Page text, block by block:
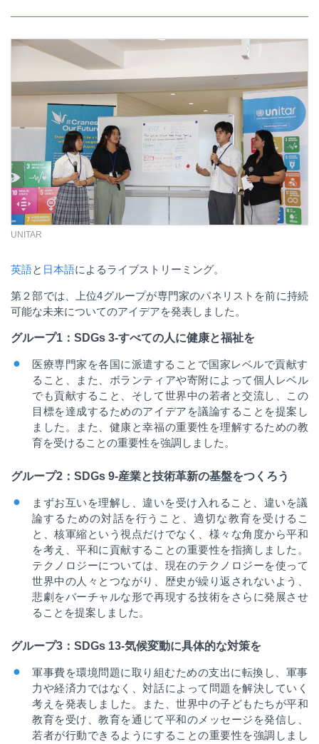
UNITAR
英語と 日本語によるライブストリーミング。
第２部では、上位4グループが専門家のパネリストを前に持続
可能な未来についてのアイデアを発表しました。
グループ1 ： SDGs 3-すべての人に健康と福祉を
医療専門家を各国に派遣することで国家レベルで貢献す
ること、また、ボランティアや寄附によって個人レベル
でも貢献すること、そして世界中の若者と交流し、この
目標を達成するためのアイデアを議論することを提案し
ました。また、健康と幸福の重要性を理解するための教
育を受けることの重要性を強調しました。
グループ2 ： SDGs 9-産業と技術革新の基盤をつくろう
まずお互いを理解し、違いを受け入れること、違いを議
論するための対話を行うこと、適切な教育を受けるこ
と、核軍縮という視点だけでなく、様々な角度から平和
を考え、平和に貢献することの重要性を指摘しました。
テクノロジーについては、現在のテクノロジーを使って
世界中の人々とつながり、歴史が繰り返されないよう、
悲劇をバーチャルな形で再現する技術をさらに発展させ
ることを提案しました。
グループ3 ： SDGs 13-気候変動に具体的な対策を
軍事費を環境問題に取り組むための支出に転換し、軍事
力や経済力ではなく、対話によって問題を解決していく
考えを発表しました。また、世界中の子どもたちが平和
教育を受け、教育を通じて平和のメッセージを発信し、
若者が行動できるようにすることの重要性を強調しまし